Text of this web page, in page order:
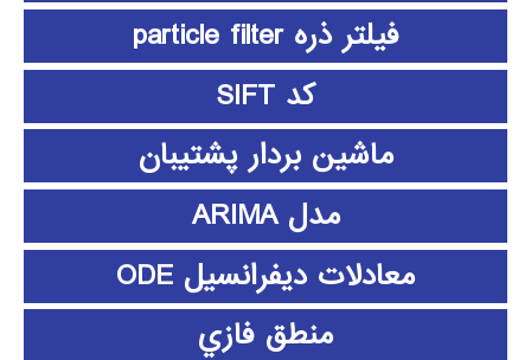
فیلتر ذره particle filter
کد SIFT
ماشین بردار پشتیبان
مدل ARIMA
معادلات دیفرانسیل ODE
منطق فازي